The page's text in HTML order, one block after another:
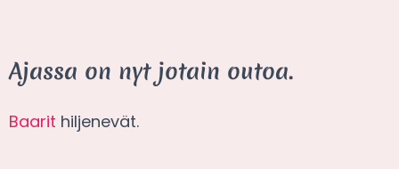
Ajassa on nyt jotain outoa.
Baarit hiljenevät.